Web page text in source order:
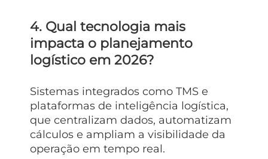
4. Qual tecnologia mais
impacta o planejamento
logístico em 2026?
Sistemas integrados como TMS e
plataformas de inteligência logística,
que centralizam dados, automatizam
cálculos e ampliam a visibilidade da
operação em tempo real.